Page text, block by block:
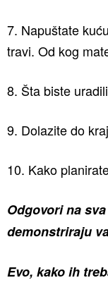
7. Napuštate
travi. Od kog
8. Šta biste
9. Dolazite do
10. Kako
Odgovori na
demonstriraju
Evo, kako ih